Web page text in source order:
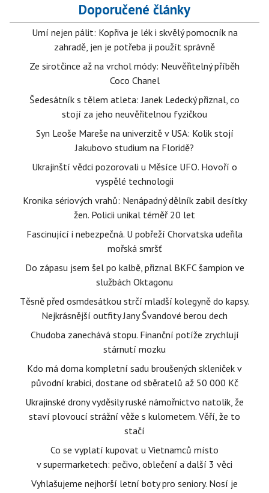
Doporučené články
Umí nejen pálit: Kopřiva je lék i skvělý pomocník na
zahradě, jen je potřeba ji použít správně
Ze sirotčince až na vrchol módy: Neuvěřitelný příběh
Coco Chanel
Šedesátník s tělem atleta: Janek Ledecký přiznal, co
stojí za jeho neuvěřitelnou fyzičkou
Syn Leoše Mareše na univerzitě v USA: Kolik stojí
Jakubovo studium na Floridě?
Ukrajinští vědci pozorovali u Měsíce UFO. Hovoří o
vyspělé technologii
Kronika sériových vrahů: Nenápadný dělník zabil desítky
žen. Policii unikal téměř 20 let
Fascinující i nebezpečná. U pobřeží Chorvatska udeřila
mořská smršť
Do zápasu jsem šel po kalbě, přiznal BKFC šampion ve
službách Oktagonu
Těsně před osmdesátkou strčí mladší kolegyně do kapsy.
Nejkrásnější outfity Jany Švandové berou dech
Chudoba zanechává stopu. Finanční potíže zrychlují
stárnutí mozku
Kdo má doma kompletní sadu broušených skleniček v
původní krabici, dostane od sběratelů až 50 000 Kč
Ukrajinské drony vyděsily ruské námořnictvo natolik, že
staví plovoucí strážní věže s kulometem. Věří, že to
stačí
Co se vyplatí kupovat u Vietnamců místo
v supermarketech: pečivo, oblečení a další 3 věci
Vyhlašujeme nejhorší letní boty pro seniory. Nosí je